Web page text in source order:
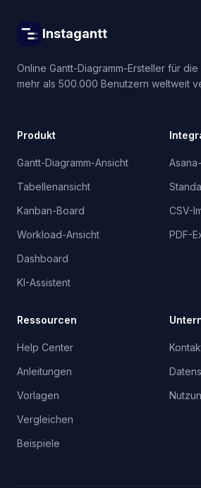
Instagantt
Online Gantt-Diagramm-Ersteller für
mehr als 500.000 Benutzern weltweit
Produkt
Gantt-Diagramm-Ansicht
Tabellenansicht
Kanban-Board
Workload-Ansicht
Dashboard
KI-Assistent
CSV-
PDF-
Ressourcen
Help Center
Anleitungen
Vorlagen
Vergleichen
Beispiele